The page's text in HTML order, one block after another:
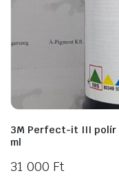
3M Perfect-it III polír
ml
31 000 Ft